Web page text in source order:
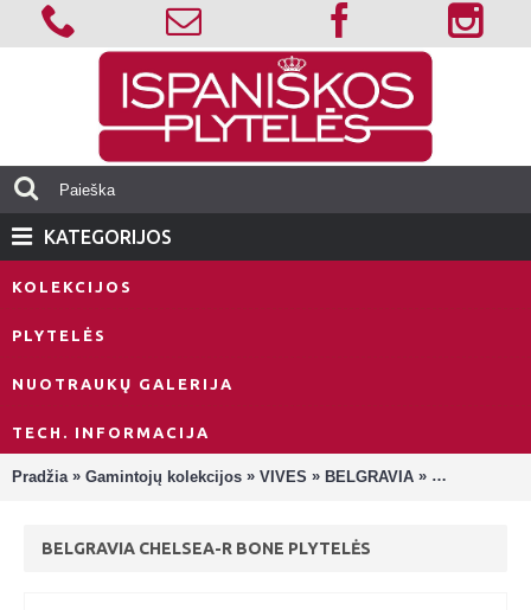
KATEGORIJOS
KOLEKCIJOS
PLYTELĖS
NUOTRAUKŲ GALERIJA
TECH. INFORMACIJA
Pradžia » Gamintojų kolekcijos » VIVES » BELGRAVIA » Belgravia
BELGRAVIA CHELSEA-R BONE PLYTELĖS